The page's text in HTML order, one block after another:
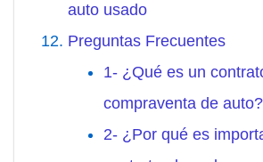
auto usado
Preguntas Frecuentes
1- ¿Qué es un
compraventa de auto?
2- ¿Por qué es